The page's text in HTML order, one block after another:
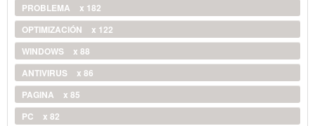
PROBLEMA
x 182
OPTIMIZACIÓN
x 122
WINDOWS
x 88
ANTIVIRUS
x 86
PAGINA
x 85
PC
x 82